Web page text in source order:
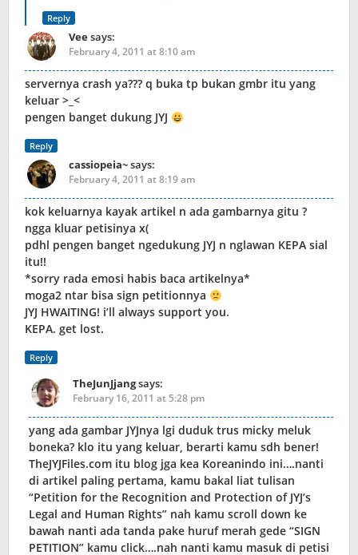
Reply
Veesays:
February 4, 2011 at 8:10 am
servernya crash ya??? q buka tp bukan gmbr itu yang
keluar >_<
pengen banget dukung JYJ
Reply
cassiopeia~says:
February 4, 2011 at 8:19 am
kok keluarnya kayak artikel n ada gambarnya gitu ?
ngga kluar petisinya x(
pdhl pengen banget ngedukung JYJ n nglawan KEPA sial
itu!!
*sorry rada emosi habis baca artikelnya*
moga2 ntar bisa sign petitionnya
JYJ HWAITING! i’ll always support you.
KEPA. get lost.
Reply
TheJunJjangsays:
February 16, 2011 at 5:28 pm
yang ada gambar JYJnya lgi duduk trus micky meluk
boneka? klo itu yang keluar, berarti kamu sdh bener!
TheJYJFiles.com itu blog jga kea Koreanindo ini….nanti
di artikel paling pertama, kamu bakal liat tulisan
“Petition for the Recognition and Protection of JYJ’s
Legal and Human Rights” nah kamu scroll down ke
bawah nanti ada tanda pake huruf merah gede “SIGN
PETITION” kamu click….nah nanti kamu masuk di petisi